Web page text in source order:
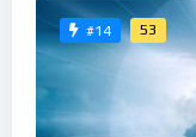
#14 53